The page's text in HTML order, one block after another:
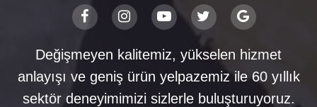
Değişmeyen kalitemiz, yükselen hizmet
anlayışı ve geniş ürün yelpazemiz ile 60 yıllık
sektör deneyimimizi sizlerle buluşturuyoruz.